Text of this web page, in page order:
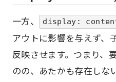
一方、 display:
アウトに影響を与えず、
反映させます。つまり、
のの、あたかも存在しな